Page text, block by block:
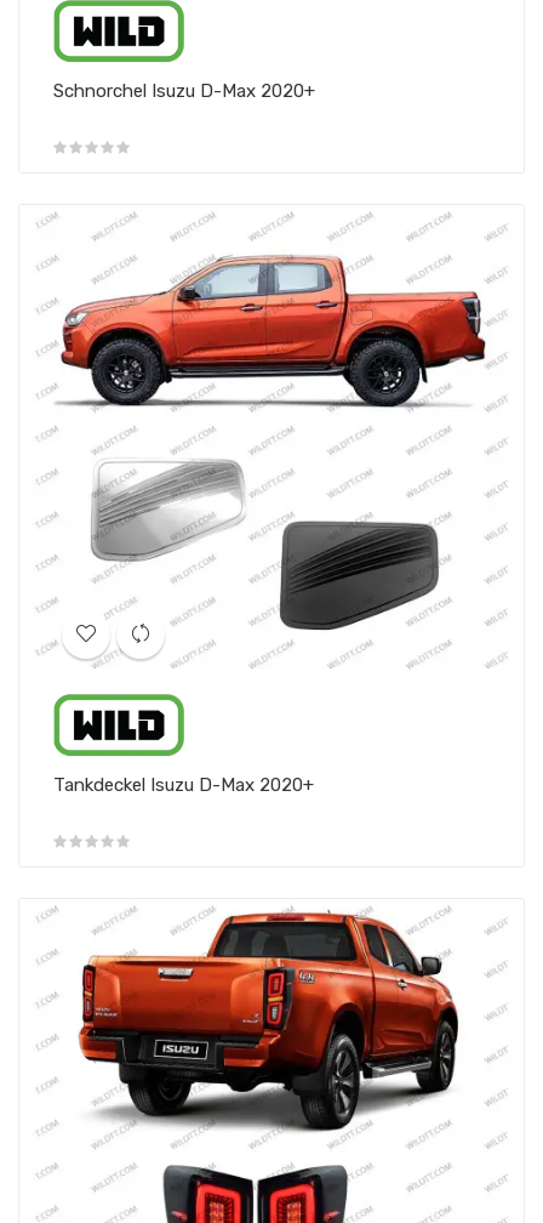
Schnorchel Isuzu D-Max 2020+
Tankdeckel Isuzu D-Max 2020+